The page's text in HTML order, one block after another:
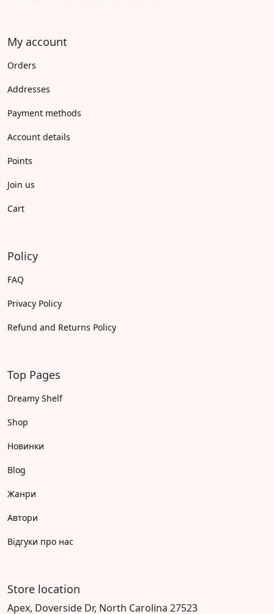
My account
Orders
Addresses
Payment methods
Account details
Points
Join us
Cart
Policy
FAQ
Privacy Policy
Refund and Returns Policy
Top Pages
Dreamy Shelf
Shop
Новинки
Blog
Жанри
Автори
Відгуки про нас
Store location
Apex, Doverside Dr, North Carolina 27523